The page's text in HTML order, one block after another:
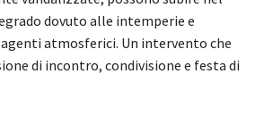
dovuto alle intemperie e
atmosferici. Un intervento che
di incontro, condivisione e festa di